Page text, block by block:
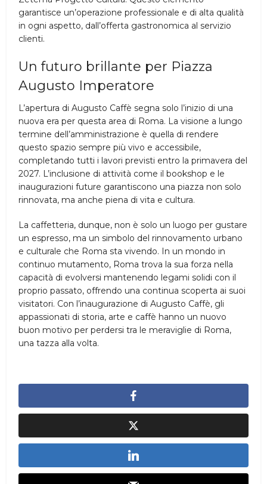
garantisce un’operazione professionale e di alta qualità
in ogni aspetto, dall’offerta gastronomica al servizio
clienti.
Un futuro brillante per Piazza
Augusto Imperatore
L’apertura di Augusto Caffè segna solo l’inizio di una
nuova era per questa area di Roma. La visione a lungo
termine dell’amministrazione è quella di rendere
questo spazio sempre più vivo e accessibile,
completando tutti i lavori previsti entro la primavera del
2027. L’inclusione di attività come il bookshop e le
inaugurazioni future garantiscono una piazza non solo
rinnovata, ma anche piena di vita e cultura.
La caffetteria, dunque, non è solo un luogo per gustare
un espresso, ma un simbolo del rinnovamento urbano
e culturale che Roma sta vivendo. In un mondo in
continuo mutamento, Roma trova la sua forza nella
capacità di evolversi mantenendo legami solidi con il
proprio passato, offrendo una continua scoperta ai suoi
visitatori. Con l’inaugurazione di Augusto Caffè, gli
appassionati di storia, arte e caffè hanno un nuovo
buon motivo per perdersi tra le meraviglie di Roma,
una tazza alla volta.